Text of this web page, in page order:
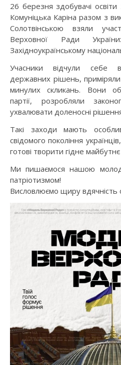
26 березня здобувачі
Комуніцька Каріна разом з
Солотвінською взяли
Верховної Ради
Західноукраїнському
Учасники відчули себе
державних рішень,
минулих скликань. Вони
партії, розробляли
ухвалювати доленосні
Такі заходи мають
свідомого покоління
готові творити гідне
Ми пишаємося нашою
патріотизмом!
Висловлюємо щиру вдячність